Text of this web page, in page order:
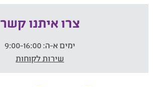
צרו איתנו קשר
ימים א-ה:
שירות לקוחות